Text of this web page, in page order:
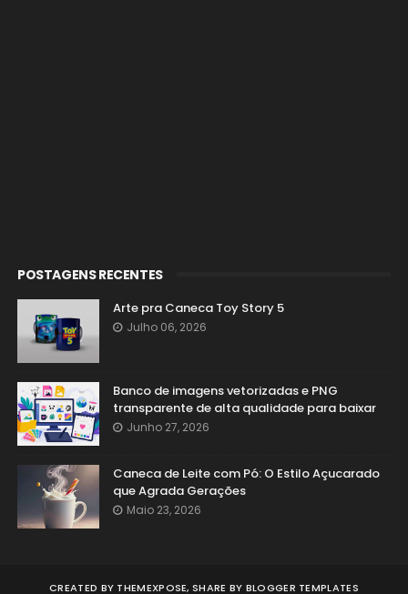
POSTAGENS RECENTES
Arte pra Caneca Toy Story 5
Julho 06, 2026
Banco de imagens vetorizadas e PNG
transparente de alta qualidade para baixar
Junho 27, 2026
Caneca de Leite com Pó: O Estilo Açucarado
que Agrada Gerações
Maio 23, 2026
CREATED BY THEMEXPOSE, SHARE BY BLOGGER TEMPLATES